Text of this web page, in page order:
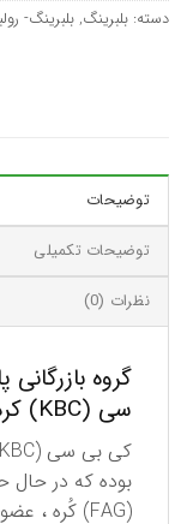
دسته: بلبرینگ,بلبرینگ-
توضیحات
توضیحات تکمیلی
نظرات (0)
گروه
سی (KBC) کره جنوبی در ایران
بوده كه در